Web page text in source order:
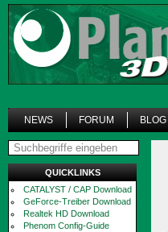
NEWS FORUM BLOG
QUICKLINKS
CATALYST / CAP Download
GeForce-Treiber Download
Realtek HD Download
Phenom Config-Guide